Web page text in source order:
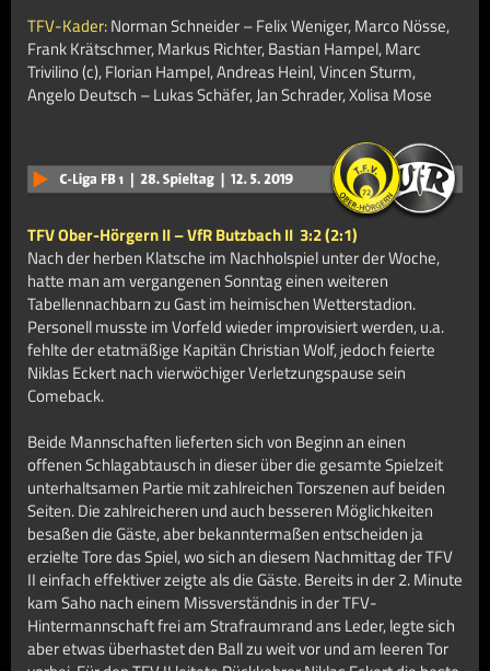
TFV-Kader:Norman Schneider – Felix Weniger, Marco Nösse,
Frank Krätschmer, Markus Richter, Bastian Hampel, Marc
Trivilino (c), Florian Hampel, Andreas Heinl, Vincen Sturm,
Angelo Deutsch – Lukas Schäfer, Jan Schrader, Xolisa Mose
TFV Ober-Hörgern II – VfR Butzbach II 3:2 (2:1)
Nach der herben Klatsche im Nachholspiel unter der Woche,
hatte man am vergangenen Sonntag einen weiteren
Tabellennachbarn zu Gast im heimischen Wetterstadion.
Personell musste im Vorfeld wieder improvisiert werden, u.a.
fehlte der etatmäßige Kapitän Christian Wolf, jedoch feierte
Niklas Eckert nach vierwöchiger Verletzungspause sein
Comeback.
Beide Mannschaften lieferten sich von Beginn an einen
offenen Schlagabtausch in dieser über die gesamte Spielzeit
unterhaltsamen Partie mit zahlreichen Torszenen auf beiden
Seiten. Die zahlreicheren und auch besseren Möglichkeiten
besaßen die Gäste, aber bekanntermaßen entscheiden ja
erzielte Tore das Spiel, wo sich an diesem Nachmittag der TFV
II einfach effektiver zeigte als die Gäste. Bereits in der 2. Minute
kam Saho nach einem Missverständnis in der TFV-
Hintermannschaft frei am Strafraumrand ans Leder, legte sich
aber etwas überhastet den Ball zu weit vor und am leeren Tor